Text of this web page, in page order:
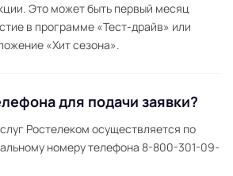
Это может быть первый месяц
в программе «Тест-драйв» или
«Хит сезона».
для подачи заявки?
Ростелеком осуществляется по
номеру телефона 8-800-301-09-